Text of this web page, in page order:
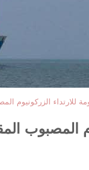
للارتداء
المصبوب